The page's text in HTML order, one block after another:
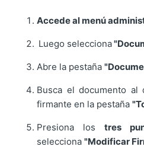
Accede al menú
Luego selecciona
Abre la pestaña
Busca el documento al
firmante en la pestaña
Presiona lostres
selecciona"Modificar